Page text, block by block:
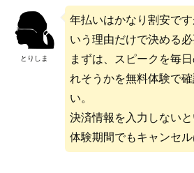
とりしま
年払いはかなり割安で
いう理由だけで決める必
まずは、スピークを毎
れそうかを無料体験で
い。
決済情報を入力しない
体験期間でもキャンセル